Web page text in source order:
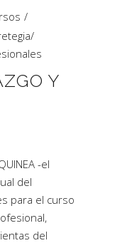
/
Y
-el
del
para el curso
del